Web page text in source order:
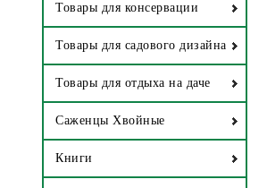
Товары для консервации
Товары для садового дизайна
Товары для отдыха на даче
Саженцы Хвойные
Книги